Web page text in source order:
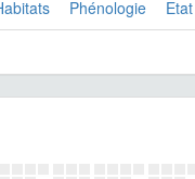
Phénologie